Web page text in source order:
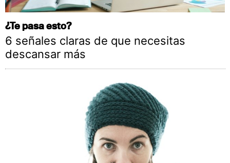
¿Te pasa esto?
6 señales claras de que necesitas
descansar más